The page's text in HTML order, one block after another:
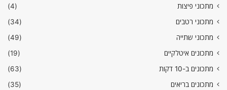
מתכוני פיצות
(4)
מתכוני רטבים
(34)
מתכוני שתייה
(49)
מתכונים איטלקיים
(19)
מתכונים ב-10 דקות
(63)
מתכונים בריאים
(35)